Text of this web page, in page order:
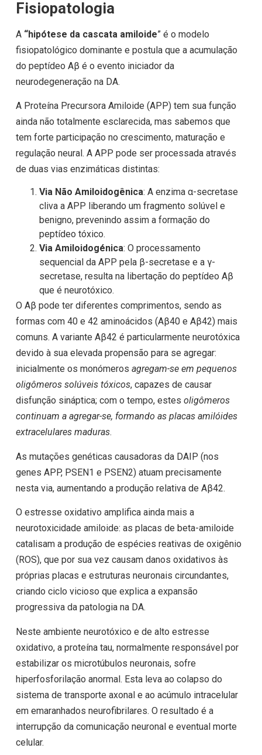
Fisiopatologia
A“hipótese da cascata amiloide” é o modelo
fisiopatológico dominante e postula que a acumulação
do peptídeo Aβ é o evento iniciador da
neurodegeneração na DA.
A Proteína Precursora Amiloide (APP) tem sua função
ainda não totalmente esclarecida, mas sabemos que
tem forte participação no crescimento, maturação e
regulação neural. A APP pode ser processada através
de duas vias enzimáticas distintas:
Via Não Amiloidogênica: A enzima α-secretase
cliva a APP liberando um fragmento solúvel e
benigno, prevenindo assim a formação do
peptídeo tóxico.
Via Amiloidogénica: O processamento
sequencial da APP pela β-secretase e a γ-
secretase, resulta na libertação do peptídeo Aβ
que é neurotóxico.
O Aβ pode ter diferentes comprimentos, sendo as
formas com 40 e 42 aminoácidos (Aβ40 e Aβ42) mais
comuns. A variante Aβ42 é particularmente neurotóxica
devido à sua elevada propensão para se agregar:
inicialmente os monómeros agregam-se em pequenos
oligômeros solúveis tóxicos, capazes de causar
disfunção sináptica; com o tempo, estes oligômeros
continuam a agregar-se, formando as placas amilóides
extracelulares maduras.
As mutações genéticas causadoras da DAIP (nos
genes APP, PSEN1 e PSEN2) atuam precisamente
nesta via, aumentando a produção relativa de Aβ42.
O estresse oxidativo amplifica ainda mais a
neurotoxicidade amiloide: as placas de beta-amiloide
catalisam a produção de espécies reativas de oxigênio
(ROS), que por sua vez causam danos oxidativos às
próprias placas e estruturas neuronais circundantes,
criando ciclo vicioso que explica a expansão
progressiva da patologia na DA.
Neste ambiente neurotóxico e de alto estresse
oxidativo, a proteína tau, normalmente responsável por
estabilizar os microtúbulos neuronais, sofre
hiperfosforilação anormal. Esta leva ao colapso do
sistema de transporte axonal e ao acúmulo intracelular
em emaranhados neurofibrilares. O resultado é a
interrupção da comunicação neuronal e eventual morte
celular.